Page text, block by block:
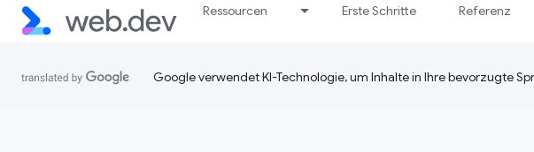
Ressourcen Erste Schritte Referenz
Google verwendet KI-Technologie, um Inhalte in Ihre bevorzugte